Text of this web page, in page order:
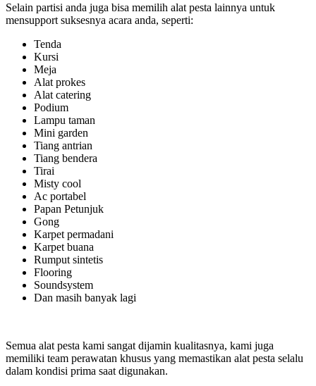
Selain partisi anda juga bisa memilih alat pesta lainnya untuk
mensupport suksesnya acara anda, seperti:
Tenda
Kursi
Meja
Alat prokes
Alat catering
Podium
Lampu taman
Mini garden
Tiang antrian
Tiang bendera
Tirai
Misty cool
Ac portabel
Papan Petunjuk
Gong
Karpet permadani
Karpet buana
Rumput sintetis
Flooring
Soundsystem
Dan masih banyak lagi
Semua alat pesta kami sangat dijamin kualitasnya, kami juga
memiliki team perawatan khusus yang memastikan alat pesta selalu
dalam kondisi prima saat digunakan.